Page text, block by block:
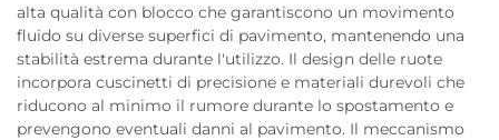
alta qualità con blocco che garantiscono un movimento
fluido su diverse superfici di pavimento, mantenendo una
stabilità estrema durante l'utilizzo. Il design delle ruote
incorpora cuscinetti di precisione e materiali durevoli che
riducono al minimo il rumore durante lo spostamento e
prevengono eventuali danni al pavimento. Il meccanismo